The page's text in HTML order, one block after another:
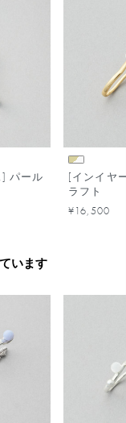
パール
[インイヤ
ラフト
¥16,500
います